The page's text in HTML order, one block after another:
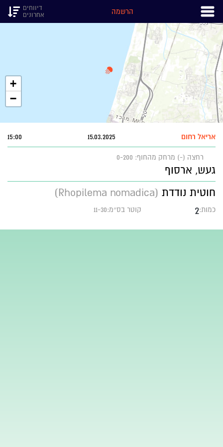
הרשמה
דיווחים
אחרונים
+
−
אריאל רחום 15.03.2025
15:00
רחצה (-) מרחק מהחוף: 0-200
געש, ארסוף
חוטית נודדת (Rhopilema nomadica)
כמות:2 קוטר בס״מ:11-30